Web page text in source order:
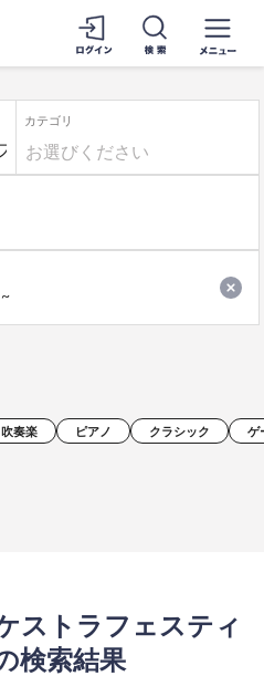
吹奏楽 ピアノ クラシック ゲ
カテゴリ
ストラフェスティ
検索結果